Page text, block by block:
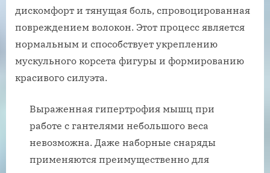
дискомфорт и тянущая боль, спровоцированная
повреждением волокон. Этот процесс является
нормальным и способствует укреплению
мускульного корсета фигуры и формированию
красивого силуэта.
Выраженная гипертрофия мышц при
работе с гантелями небольшого веса
невозможна. Даже наборные снаряды
применяются преимущественно для